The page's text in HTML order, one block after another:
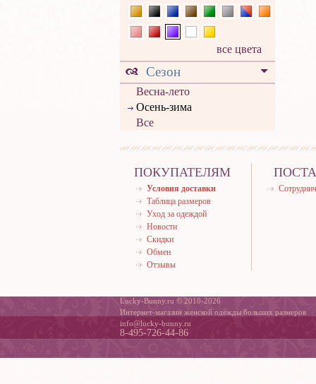
все цвета
Сезон
Весна-лето
Осень-зима
Все
ПОКУПАТЕЛЯМ
Условия доставки
Таблица размеров
Уход за одеждой
Новости
Скидки
Обмен
Отзывы
Lucky-Bunny.ru © 2010-2026
Интернет-магазин женской одежды больших размеров
info@lucky-bunny.ru
8-495-726-44-86